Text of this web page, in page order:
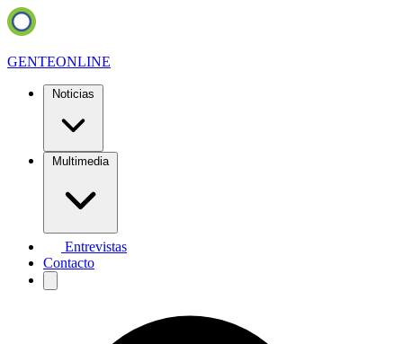
GENTEONLINE
Noticias
Multimedia
Entrevistas
Contacto